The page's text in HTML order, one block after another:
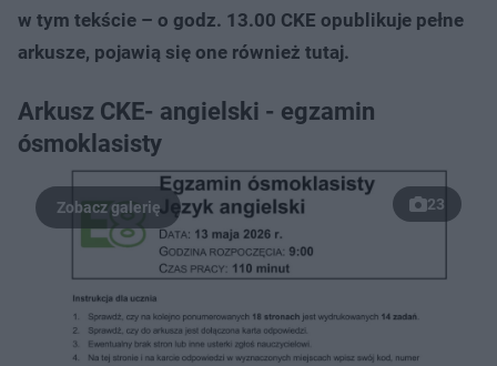
w tym tekście – o godz. 13.00 CKE opublikuje pełne
arkusze, pojawią się one również tutaj.
Arkusz CKE- angielski - egzamin
ósmoklasisty
23